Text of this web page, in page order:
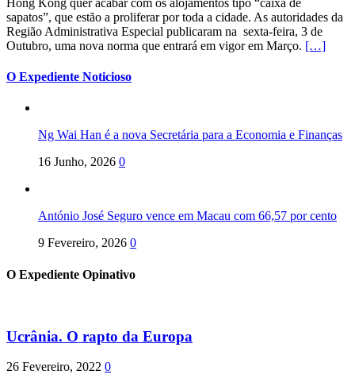
sapatos”, que estão a proliferar por toda a cidade. As autoridades da
Região Administrativa Especial publicaram na sexta-feira, 3 de
Outubro, uma nova norma que entrará em vigor em Março. […]
O Expediente Noticioso
Ng Wai Han é a nova Secretária para a Economia e Finanças
16 Junho, 2026 0
António José Seguro vence em Macau com 66,57 por cento
9 Fevereiro, 2026 0
O Expediente Opinativo
Ucrânia. O rapto da Europa
26 Fevereiro, 2022 0